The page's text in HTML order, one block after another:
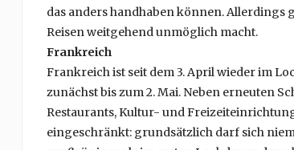
das anders handhaben können. Allerdings
Reisen weitgehend unmöglich macht.
Frankreich
Frankreich ist seit dem 3. April wieder im
zunächst bis zum 2. Mai. Neben erneuten
Restaurants, Kultur- und
eingeschränkt: grundsätzlich darf sich